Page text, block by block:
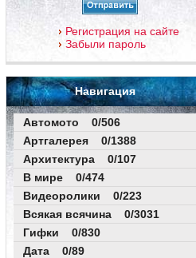
Регистрация на сайте
Забыли пароль
Навигация
Автомото 0/506
Артгалерея 0/1388
Архитектура 0/107
В мире 0/474
Видеоролики 0/223
Всякая всячина 0/3031
Гифки 0/830
Дата 0/89